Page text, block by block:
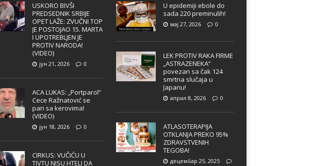
USKORO BIVŠI
PREDSEDNIK SRBIJE
OPET LAŽE: ZVUČNI TOP
JE POSTOJAO 15. MARTA
I UPOTREBLJEN JE
PROTIV NARODA!
(VIDEO)
јун 21, 2026 0
ACA LUKAS: „Portparol“
Cece Ražnatović se
pari sa kerovima!
(VIDEO)
јун 18, 2026 0
CIRKUS: VUČIĆU U
TIVTU NISU HTELI DA
U epidemiji ebole do
sada 220 preminulih!
мај 27, 2026 0
LEK PROTIV RAKA FIRME
„ASTRAZENEKA“
povezan sa čak 124
smrtna slučaja u
Japanu!
април 8, 2026 0
ATLASOTERAPIJA
OTKLANJA PREKO 95%
ZDRAVSTVENIH
TEGOBA!
децембар 25, 2025